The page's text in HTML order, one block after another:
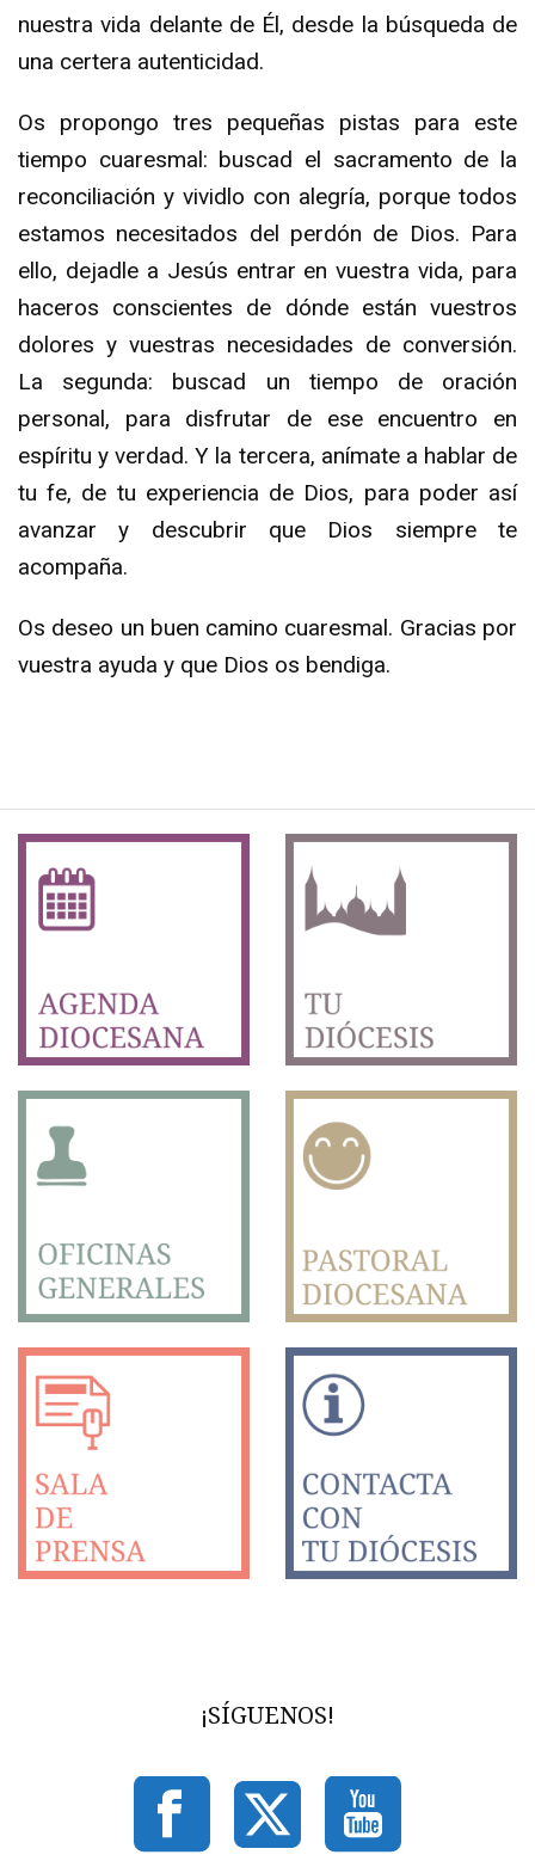
nuestra vida delante de Él, desde la búsqueda de
una certera autenticidad.
Os propongo tres pequeñas pistas para este
tiempo cuaresmal: buscad el sacramento de la
reconciliación y vividlo con alegría, porque todos
estamos necesitados del perdón de Dios. Para
ello, dejadle a Jesús entrar en vuestra vida, para
haceros conscientes de dónde están vuestros
dolores y vuestras necesidades de conversión.
La segunda: buscad un tiempo de oración
personal, para disfrutar de ese encuentro en
espíritu y verdad. Y la tercera, anímate a hablar de
tu fe, de tu experiencia de Dios, para poder así
avanzar y descubrir que Dios siempre te
acompaña.
Os deseo un buen camino cuaresmal. Gracias por
vuestra ayuda y que Dios os bendiga.
¡SÍGUENOS!